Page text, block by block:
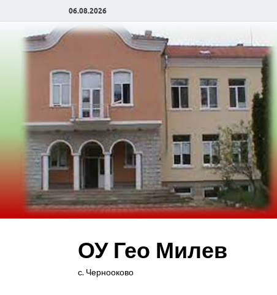
06.08.2026
ОУ Гео Милев
с. Чернооково